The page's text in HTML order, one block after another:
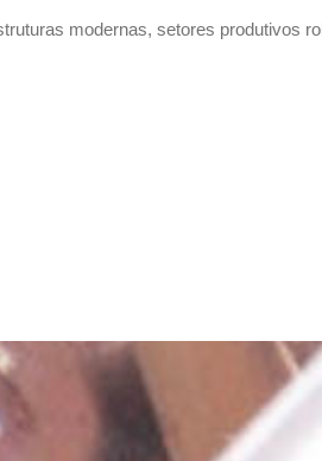
modernas, setores produtivos